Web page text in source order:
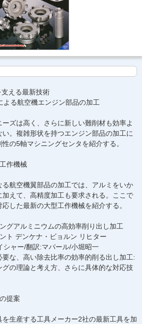
える最新技術
よる航空機エンジン部品の加工
ズは高く、さらに新しい難削材も効率よ
い。複雑形状を持つエンジン部品の加工に
の5軸マシニングセンタを紹介する。
作機械
航空機翼部品の加工では、アルミをいか
えて、高精度加工も要求される。ここで
した最新の大型工作機械を紹介する。
グアルミニウムの高効率削り出し加工
ト デンケナ・ビョルン リヒター
シャー/翻訳:マパール/小堀昭一
な、高い除去比率の効率的削る出し加工:
の理論と考え方、さらに具体的な対応技
提案
生産する工具メーカー2社の最新工具を加